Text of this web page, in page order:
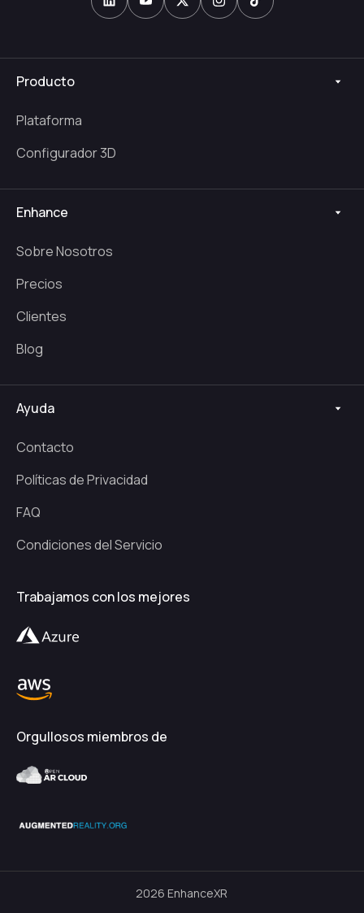
Producto
Plataforma
Configurador 3D
Enhance
Sobre Nosotros
Precios
Clientes
Blog
Ayuda
Contacto
Políticas de Privacidad
FAQ
Condiciones del Servicio
Trabajamos con los mejores
Orgullosos miembros de
2026 EnhanceXR